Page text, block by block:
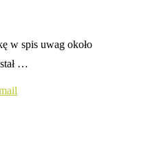
w spis uwag około
…